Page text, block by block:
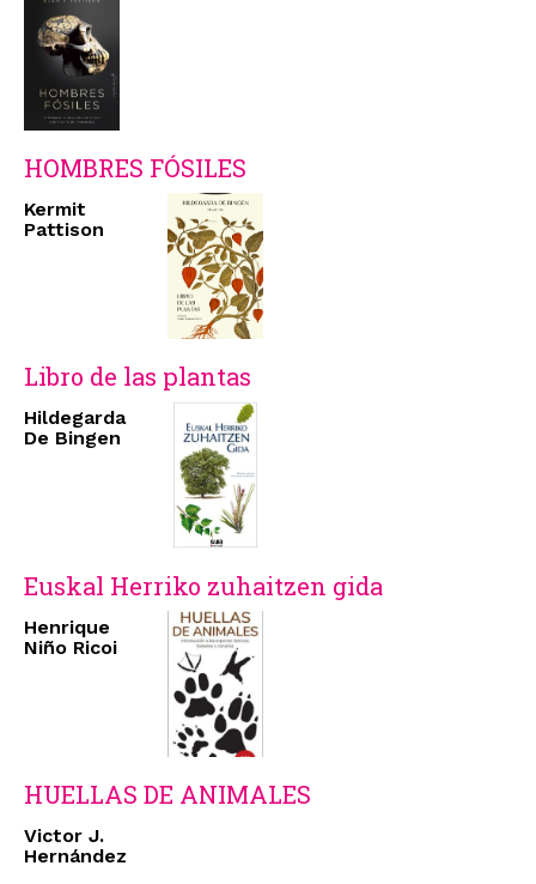
HOMBRES FÓSILES
Kermit
Pattison
Libro de las plantas
Hildegarda
De Bingen
Euskal Herriko zuhaitzen gida
Henrique
Niño Ricoi
HUELLAS DE ANIMALES
Victor J.
Hernández